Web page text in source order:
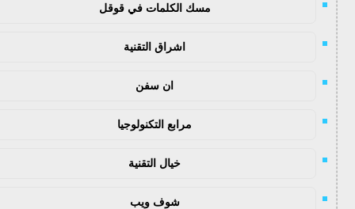
مسك الكلمات في قوقل
اشراق التقنية
ان سفن
مرابع التكنولوجيا
خيال التقنية
شوف ويب